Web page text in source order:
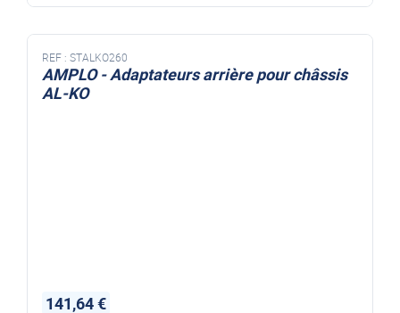
REF : STALKO260
AMPLO - Adaptateurs arrière pour châssis
AL-KO
141,64 €